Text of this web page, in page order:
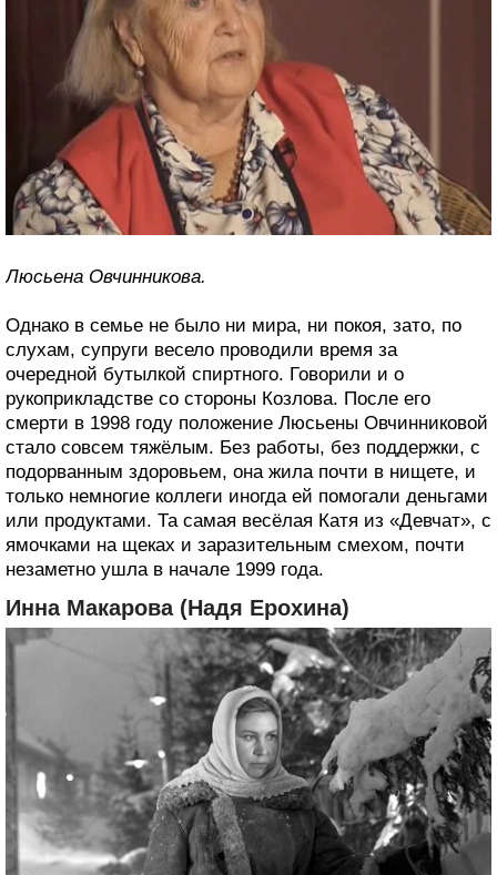
Люсьена Овчинникова.
Однако в семье не было ни мира, ни покоя, зато, по
слухам, супруги весело проводили время за
очередной бутылкой спиртного. Говорили и о
рукоприкладстве со стороны Козлова. После его
смерти в 1998 году положение Люсьены Овчинниковой
стало совсем тяжёлым. Без работы, без поддержки, с
подорванным здоровьем, она жила почти в нищете, и
только немногие коллеги иногда ей помогали деньгами
или продуктами. Та самая весёлая Катя из «Девчат», с
ямочками на щеках и заразительным смехом, почти
незаметно ушла в начале 1999 года.
Инна Макарова (Надя Ерохина)